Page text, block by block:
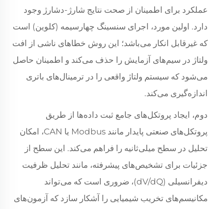
عملکرد برای اطمینان از صحت نتایج شارژ-دشارژ وجود
دارد. اولین مورد، اجرای سنسینگ چهارسیمه (کلوین) است
که غیرقابل انکار می‌باشد؛ این روش خطاهای ناشی از افت
ولتاژ در سیم‌های آزمایش را حذف می‌کند و اطمینان حاصل
می‌شود که سیستم ولتاژ واقعی را در ترمینال‌های باتری
اندازه‌گیری می‌کند.
دوم، ایجاد پروتکل‌های جامع ثبت داده‌ها از طریق
پروتکل‌های صنعتی پایدار مانند Modbus یا CAN، امکان
تحلیل در سطح میلی‌ثانیه را فراهم می‌کند. این سطح از
جزئیات برای تشخیص‌های پیشرفته، مانند تحلیل ظرفیت
دیفرانسیلی (dV/dQ)، ضروری است که می‌تواند
مکانیسم‌های تخریب شیمیایی را آشکار سازد که آزمون‌های